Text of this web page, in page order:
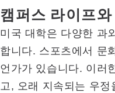
캠퍼스 라이프
미국 대학은 다양한 과
합니다. 스포츠에서 문
언가가 있습니다. 이러
고, 오래 지속되는 우정